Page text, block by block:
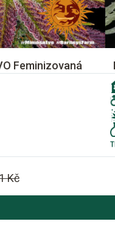
Feminizovaná
Kč